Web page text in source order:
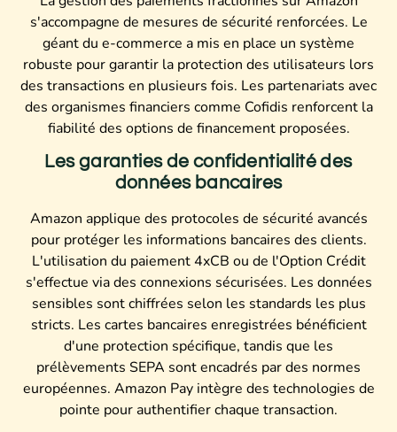
s'accompagne de mesures de sécurité renforcées. Le
géant du e-commerce a mis en place un système
robuste pour garantir la protection des utilisateurs lors
des transactions en plusieurs fois. Les partenariats avec
des organismes financiers comme Cofidis renforcent la
fiabilité des options de financement proposées.
Les garanties de confidentialité des
données bancaires
Amazon applique des protocoles de sécurité avancés
pour protéger les informations bancaires des clients.
L'utilisation du paiement 4xCB ou de l'Option Crédit
s'effectue via des connexions sécurisées. Les données
sensibles sont chiffrées selon les standards les plus
stricts. Les cartes bancaires enregistrées bénéficient
d'une protection spécifique, tandis que les
prélèvements SEPA sont encadrés par des normes
européennes. Amazon Pay intègre des technologies de
pointe pour authentifier chaque transaction.